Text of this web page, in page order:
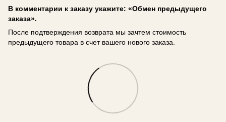
В комментарии к заказу укажите: «Обмен предыдущего
заказа».
После подтверждения возврата мы зачтем стоимость
предыдущего товара в счет вашего нового заказа.